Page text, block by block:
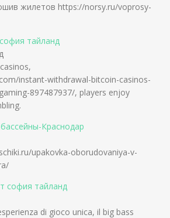
жилетов https://norsy.ru/voprosy-
тайланд
instant-withdrawal-bitcoin-casinos-
897487937/, players enjoy
Краснодар
upakovka-oborudovaniya-v-
софия тайланд
di gioco unica, il big bass